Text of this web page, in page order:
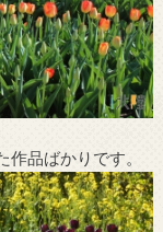
品ばかりです。